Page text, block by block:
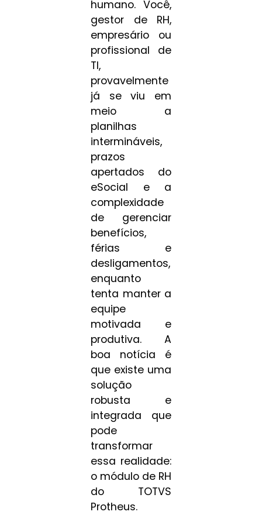
humano. Você,
gestor de RH,
empresário ou
profissional de
TI,
provavelmente
já se viu em
meio a
planilhas
intermináveis,
prazos
apertados do
eSocial e a
complexidade
de gerenciar
benefícios,
férias e
desligamentos,
enquanto
tenta manter a
equipe
motivada e
produtiva. A
boa notícia é
que existe uma
solução
robusta e
integrada que
pode
transformar
essa realidade:
o módulo de RH
do TOTVS
Protheus.